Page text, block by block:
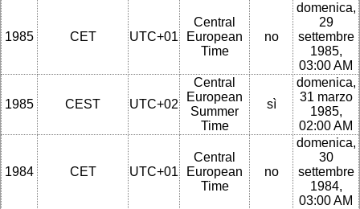
1985 CET UTC+01
Central
European
Time
no
domenica,
29
settembre
1985,
03:00 AM
1985 CEST UTC+02
Central
European
Summer
Time
sì
domenica,
31 marzo
1985,
02:00 AM
1984 CET UTC+01
Central
European
Time
no
domenica,
30
settembre
1984,
03:00 AM